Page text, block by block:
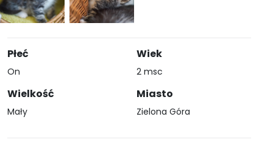
Płeć
On
Wielkość
Mały
Wiek
2 msc
Miasto
Zielona Góra